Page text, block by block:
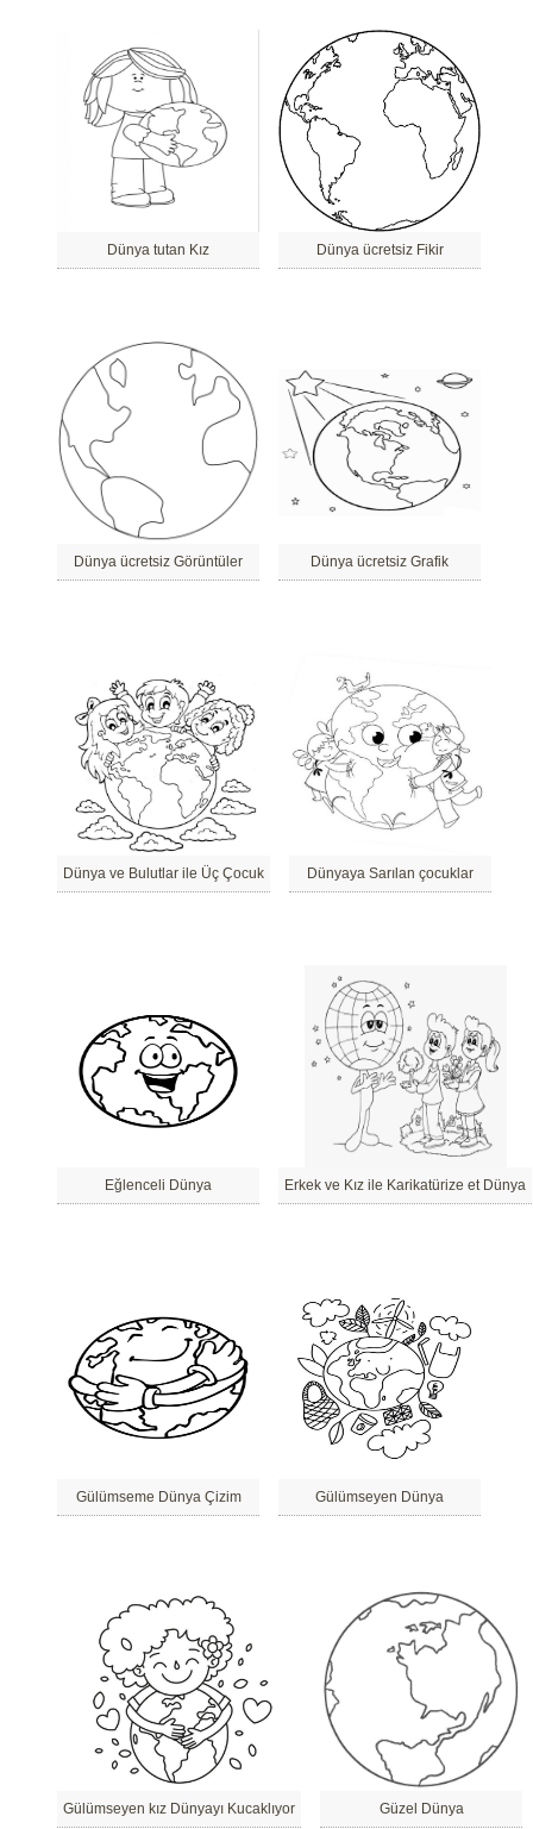
Dünya tutan Kız Dünya ücretsiz Fikir
Dünya ücretsiz Görüntüler Dünya ücretsiz Grafik
Dünya ve Bulutlar ile Üç Çocuk Dünyaya Sarılan çocuklar
Eğlenceli Dünya Erkek ve Kız ile Karikatürize et Dünya
Gülümseme Dünya Çizim Gülümseyen Dünya
Gülümseyen kız Dünyayı Kucaklıyor Güzel Dünya